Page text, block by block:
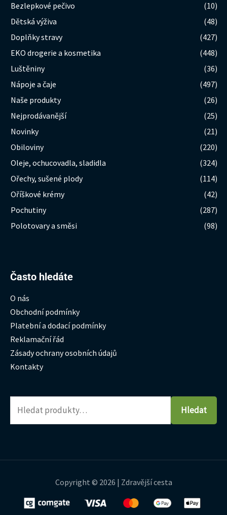
Bezlepkové pečivo
(10)
Dětská výživa
(48)
Doplňky stravy
(427)
EKO drogerie a kosmetika
(448)
Luštěniny
(36)
Nápoje a čaje
(497)
Naše produkty
(26)
Nejprodávanější
(25)
Novinky
(21)
Obiloviny
(220)
Oleje, ochucovadla, sladidla
(324)
Ořechy, sušené plody
(114)
Oříškové krémy
(42)
Pochutiny
(287)
Polotovary a směsi
(98)
Často hledáte
O nás
Obchodní podmínky
Platební a dodací podmínky
Reklamační řád
Zásady ochrany osobních údajů
Kontakty
Hledat:
Hledat
Copyright © 2026 | Zdravější cesta